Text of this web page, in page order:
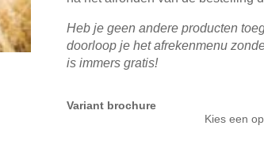
Heb je geen andere producten
doorloop je het afrekenmenu
is immers gratis!
Variant brochure